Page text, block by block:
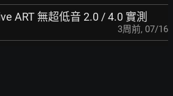
ART 無超低音 2.0 / 4.0 實測
3周前, 07/16